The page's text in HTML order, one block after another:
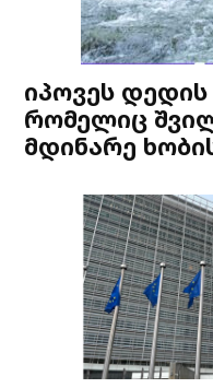
იპოვეს
რომელიც
მდინარე